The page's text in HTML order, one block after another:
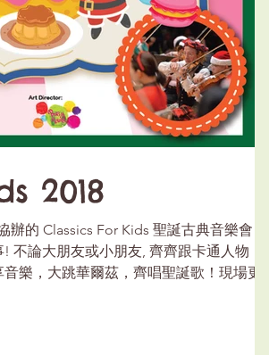
2018
辦的 Classics For Kids 聖誕古典音樂會
不論大朋友或小朋友, 齊齊跟卡通人物
樂，大跳華爾茲，齊唱聖誕歌！現場更配